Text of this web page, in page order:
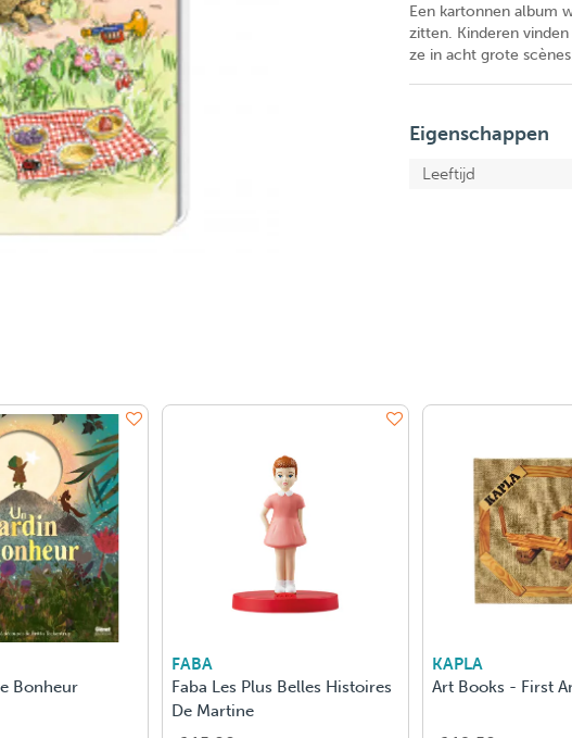
Een kartonnen album
zitten. Kinderen
ze in acht grote
Eigenschappen
Leeftijd
Fr - Boek "Calinours Va Faire
Histoires Du Soir